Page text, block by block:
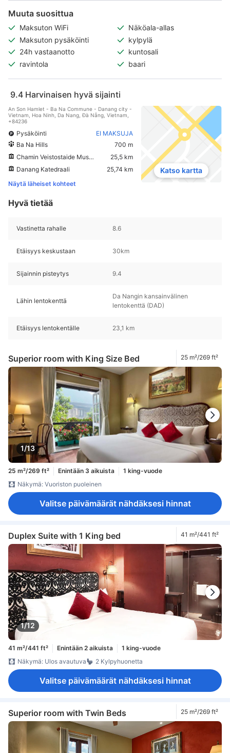
Muuta suosittua
Maksuton WiFi
Näköala-allas
Maksuton pysäköinti
kylpylä
24h vastaanotto
kuntosali
ravintola
baari
9.4 Harvinaisen hyvä sijainti
An Son Hamlet - Ba Na Commune - Danang city -
Vietnam, Hoa Ninh, Da Nang, Ðà Nẵng, Vietnam,
+84236
Pysäköinti
EI MAKSUJA
Ba Na Hills
700 m
Chamin Veistostaide Museo
25,5 km
Danang Katedraali
25,74 km
Näytä läheiset kohteet
Katso kartta
Hyvä tietää
Vastinetta rahalle 8.6
Etäisyys keskustaan 30km
Sijainnin pisteytys 9.4
Lähin lentokenttä
Da Nangin kansainvälinen
lentokenttä (DAD)
Etäisyys lentokentälle 23,1 km
Superior room with King Size Bed 25 m²/269 ft²
1/13
25 m²/269 ft² Enintään 3 aikuista
1 king-vuode
Näkymä: Vuoriston puoleinen
Valitse päivämäärät nähdäksesi hinnat
Duplex Suite with 1 King bed 41 m²/441 ft²
1/12
41 m²/441 ft² Enintään 2 aikuista
1 king-vuode
Näkymä: Ulos avautuva
2 Kylpyhuonetta
Valitse päivämäärät nähdäksesi hinnat
Superior room with Twin Beds 25 m²/269 ft²